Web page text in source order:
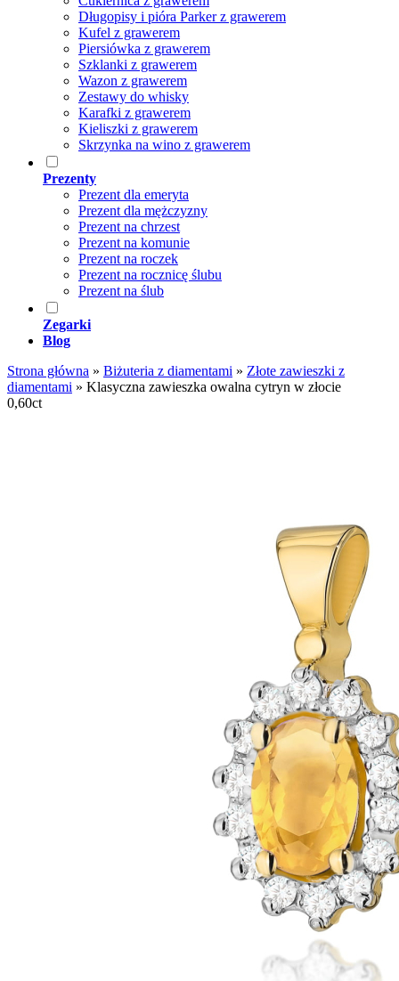
Długopisy i pióra Parker z grawerem
Kufel z grawerem
Piersiówka z grawerem
Szklanki z grawerem
Wazon z grawerem
Zestawy do whisky
Karafki z grawerem
Kieliszki z grawerem
Skrzynka na wino z grawerem
Prezenty
Prezent dla emeryta
Prezent dla mężczyzny
Prezent na chrzest
Prezent na komunie
Prezent na roczek
Prezent na rocznicę ślubu
Prezent na ślub
Zegarki
Blog
Strona główna » Biżuteria z diamentami » Złote zawieszki z
diamentami » Klasyczna zawieszka owalna cytryn w złocie
0,60ct